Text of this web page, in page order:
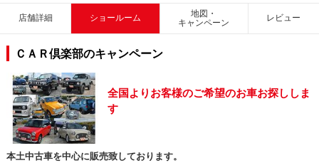
店舗詳細 ショールーム
地図・
キャンペーン
レビュー
ＣＡＲ倶楽部のキャンペーン
全国よりお客様のご希望のお車お探ししま
す
本土中古車を中心に販売致しております。